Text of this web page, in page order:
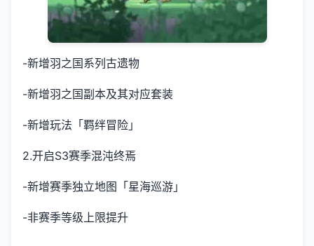
-新增羽之国系列古遗物
-新增羽之国副本及其对应套装
-新增玩法「羁绊冒险」
2.开启S3赛季混沌终焉
-新增赛季独立地图「星海巡游」
-非赛季等级上限提升